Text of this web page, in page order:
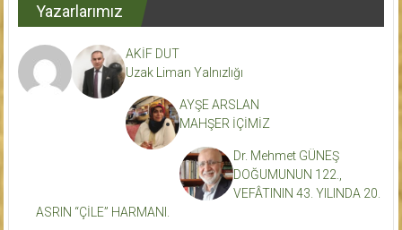
Yazarlarımız
AKİF DUT
Uzak Liman Yalnızlığı
AYŞE ARSLAN
MAHŞER İÇİMİZ
Dr. Mehmet GÜNEŞ
DOĞUMUNUN 122.,
VEFÂTININ 43. YILINDA 20.
ASRIN “ÇİLE” HARMANI.